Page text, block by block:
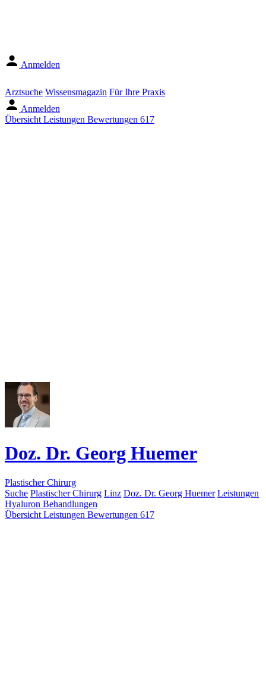
Anmelden
Arztsuche Wissensmagazin Für Ihre Praxis
Anmelden
Übersicht Leistungen Bewertungen 617
Doz. Dr. Georg Huemer
Plastischer Chirurg
Suche Plastischer Chirurg Linz Doz. Dr. Georg Huemer Leistungen
Hyaluron Behandlungen
Übersicht Leistungen Bewertungen 617